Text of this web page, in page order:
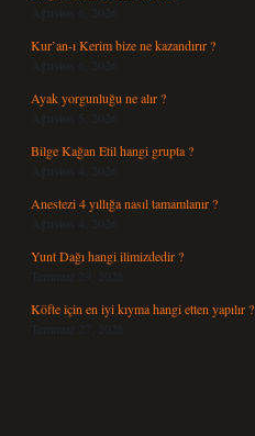
Ağustos 6, 2026
Kur’an-ı Kerim bize ne kazandırır ?
Ağustos 6, 2026
Ayak yorgunluğu ne alır ?
Ağustos 5, 2026
Bilge Kağan Etil hangi grupta ?
Ağustos 4, 2026
Anestezi 4 yıllığa nasıl tamamlanır ?
Ağustos 4, 2026
Yunt Dağı hangi ilimizdedir ?
Temmuz 29, 2026
Köfte için en iyi kıyma hangi etten yapılır ?
Temmuz 27, 2026